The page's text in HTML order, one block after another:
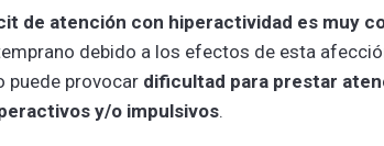
de atención con hiperactividad es muy
debido a los efectos de esta
puede provocar dificultad para prestar
y/o impulsivos.